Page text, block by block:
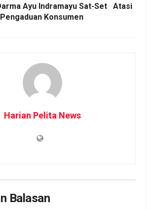
Ayu Indramayu Sat-Set Atasi
Pengaduan Konsumen
Harian Pelita News
Balasan